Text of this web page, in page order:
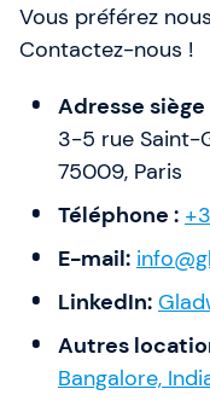
Vous préférez
Contactez-nous !
Adresse
3-5 rue Saint-
75009, Paris
Téléphone :
E-mail:
LinkedIn:
Autres
Bangalore,